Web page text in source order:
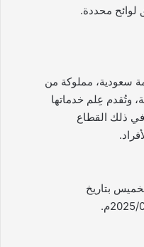
محددة.
سعودية، مملوكة من
وتُقدم عِلم خدماتها
في ذلك القطاع
بتاريخ